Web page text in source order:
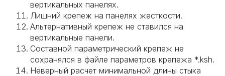
вертикальных панелях.
Лишний крепеж на панелях жесткости.
Альтернативный крепеж не ставился на
вертикальные панели.
Составной параметрический крепеж не
сохранялся в файле параметров крепежа *.ksh.
Неверный расчет минимальной длины стыка